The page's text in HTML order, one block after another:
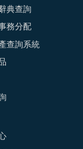
典查詢
務分配
查詢系統